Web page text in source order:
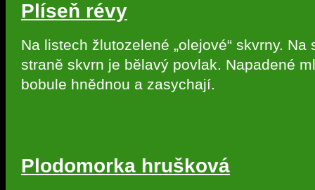
Plíseň révy
Na listech žlutozelené „olejové“ skvrny. Na
straně skvrn je bělavý povlak. Napadené
bobule hnědnou a zasychají.
Plodomorka hrušková